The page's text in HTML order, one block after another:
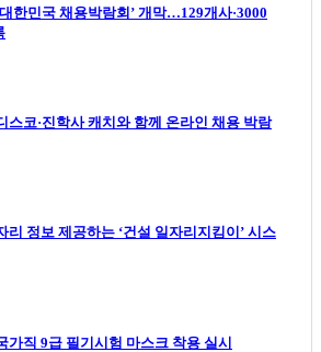
한민국 채용박람회’ 개막…129개사·3000
스코·진학사 캐치와 함께 온라인 채용 박람
리 정보 제공하는 ‘건설 일자리지킴이’ 시스
가직 9급 필기시험 마스크 착용 실시